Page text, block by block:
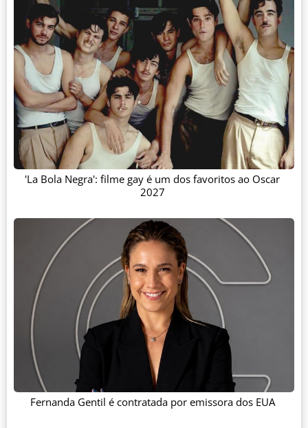
'La Bola Negra': filme gay é um dos favoritos ao Oscar
2027
Fernanda Gentil é contratada por emissora dos EUA